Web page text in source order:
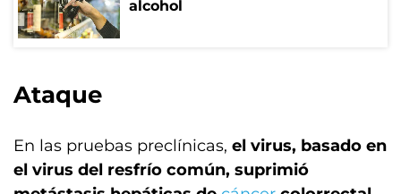
alcohol
Ataque
En las pruebas preclínicas, el virus, basado en
el virus del resfrío común, suprimió